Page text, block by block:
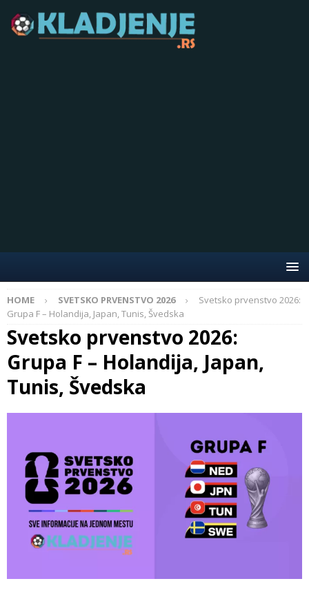
HOME SVETSKO PRVENSTVO 2026
Svetsko prvenstvo 2026:
Grupa F – Holandija, Japan, Tunis, Švedska
Svetsko prvenstvo 2026:
Grupa F – Holandija, Japan,
Tunis, Švedska